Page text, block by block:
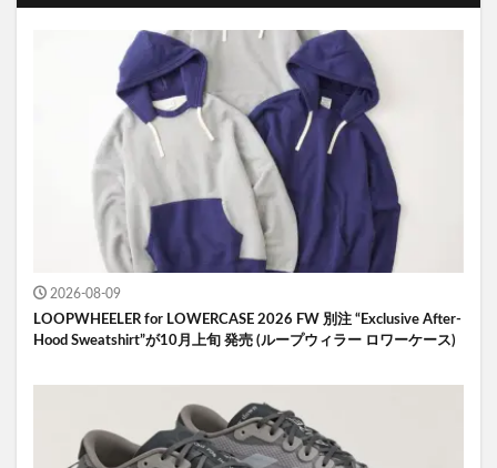
2026-08-09
LOOPWHEELER for LOWERCASE 2026 FW 別注 “Exclusive After-
Hood Sweatshirt”が10月上旬 発売 (ループウィラー ロワーケース)